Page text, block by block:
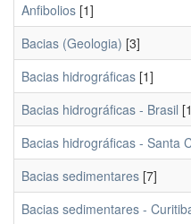
Anfibolios [1]
Bacias (Geologia) [3]
Bacias hidrográficas [1]
Bacias hidrográficas - Brasil
Bacias hidrográficas - Santa
Bacias sedimentares [7]
Bacias sedimentares -